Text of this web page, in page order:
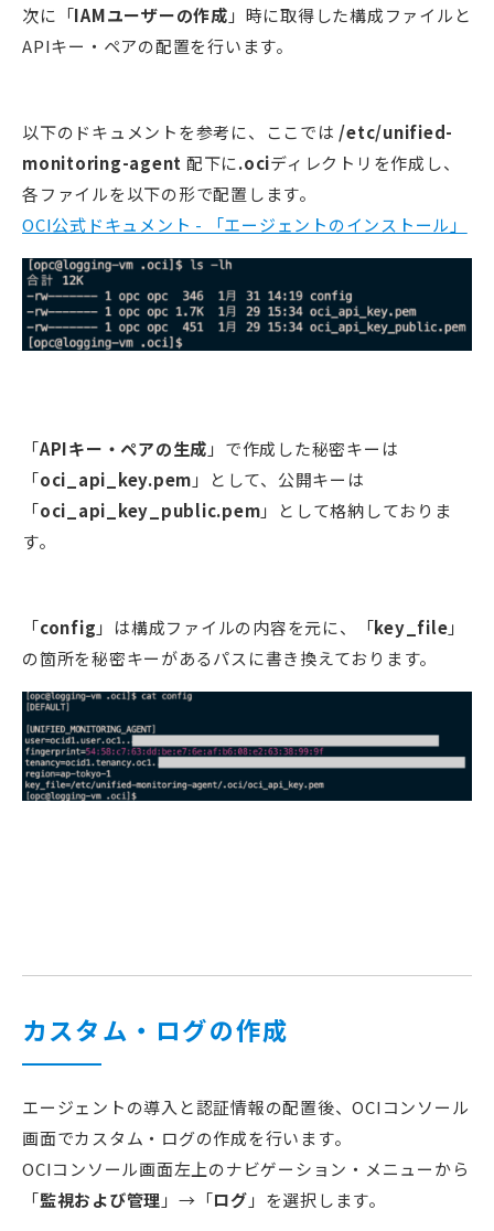
次に「IAMユーザーの作成 」時に取得した構成ファイルと
APIキー・ペアの配置を行います。
以下のドキュメントを参考に、ここでは /etc/unified-
monitoring-agent 配下に.ociディレクトリを作成し、
各ファイルを以下の形で配置します。
OCI公式ドキュメント - 「エージェントのインストール」
「APIキー・ペアの生成 」で作成した秘密キーは
「oci_api_key.pem 」として、公開キーは
「oci_api_key_public.pem」として格納しておりま
す。
「config 」は構成ファイルの内容を元に、「key_file」
の箇所を秘密キーがあるパスに書き換えております。
カスタム・ログの作成
エージェントの導入と認証情報の配置後、OCIコンソール
画面でカスタム・ログの作成を行います。
OCIコンソール画面左上のナビゲーション・メニューから
「監視および管理 」→「ログ 」を選択します。